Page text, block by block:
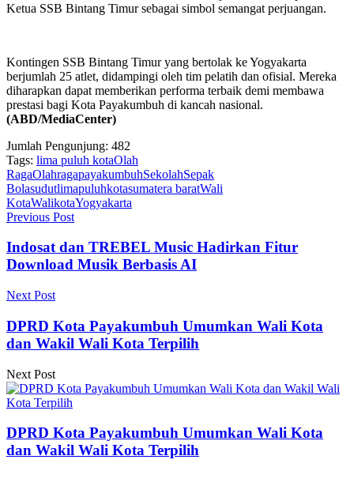
Ketua SSB Bintang Timur sebagai simbol semangat perjuangan.
Kontingen SSB Bintang Timur yang bertolak ke Yogyakarta
berjumlah 25 atlet, didampingi oleh tim pelatih dan ofisial. Mereka
diharapkan dapat memberikan performa terbaik demi membawa
prestasi bagi Kota Payakumbuh di kancah nasional.
(ABD/MediaCenter)
Jumlah Pengunjung: 482
Tags: lima puluh kotaOlah
RagaOlahragapayakumbuhSekolahSepak
Bolasudutlimapuluhkotasumatera baratWali
KotaWalikotaYogyakarta
Previous Post
Indosat dan TREBEL Music Hadirkan Fitur
Download Musik Berbasis AI
Next Post
DPRD Kota Payakumbuh Umumkan Wali Kota
dan Wakil Wali Kota Terpilih
Next Post
DPRD Kota Payakumbuh Umumkan Wali Kota
dan Wakil Wali Kota Terpilih